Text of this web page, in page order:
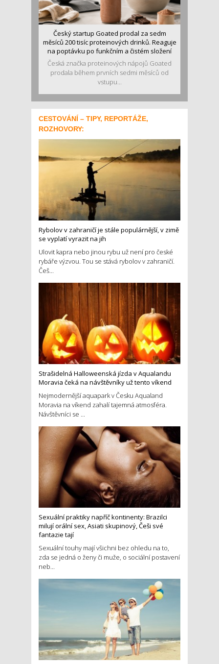
Český startup Goated prodal za sedm
měsíců 200 tisíc proteinových drinků. Reaguje
na poptávku po funkčním a čistém složení
Česká značka proteinových nápojů Goated
prodala během prvních sedmi měsíců od
vstupu...
CESTOVÁNÍ – TIPY, REPORTÁŽE,
ROZHOVORY:
Rybolov v zahraničí je stále populárnější, v zimě
se vyplatí vyrazit na jih
Ulovit kapra nebo jinou rybu už není pro české
rybáře výzvou. Tou se stává rybolov v zahraničí.
Češ...
Strašidelná Halloweenská jízda v Aqualandu
Moravia čeká na návštěvníky už tento víkend
Nejmodernější aquapark v Česku Aqualand
Moravia na víkend zahalí tajemná atmosféra.
Návštěvníci se ...
Sexuální praktiky napříč kontinenty: Brazilci
milují orální sex, Asiati skupinový, Češi své
fantazie tají
Sexuální touhy mají všichni bez ohledu na to,
zda se jedná o ženy či muže, o sociální postavení
neb...